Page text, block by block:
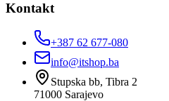
Kontakt
+387 62 677-080
info@itshop.ba
Stupska bb, Tibra 2
71000 Sarajevo